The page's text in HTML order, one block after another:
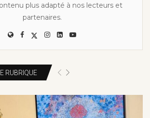
plus adapté à nos lecteurs et
partenaires.
RUBRIQUE